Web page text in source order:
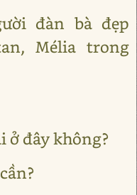
đàn bà đẹp
Mélia trong
ở đây không?